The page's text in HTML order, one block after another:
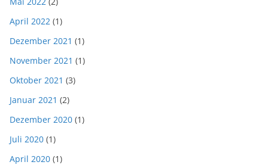
April 2022 (1)
Dezember 2021 (1)
November 2021 (1)
Oktober 2021 (3)
Januar 2021 (2)
Dezember 2020 (1)
Juli 2020 (1)
April 2020 (1)